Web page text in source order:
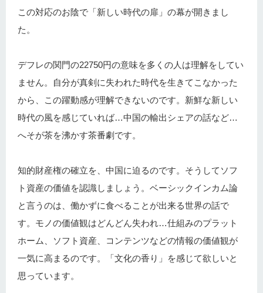
この対応のお陰で「新しい時代の扉」の幕が開きまし
た。
デフレの関門の22750円の意味を多くの人は理解をしてい
ません。自分が真剣に失われた時代を生きてこなかった
から、この躍動感が理解できないのです。新鮮な新しい
時代の風を感じていれば…中国の輸出シェアの話など…
へそが茶を沸かす茶番劇です。
知的財産権の確立を、中国に迫るのです。そうしてソフ
ト資産の価値を認識しましょう。ベーシックインカム論
と言うのは、働かずに食べることが出来る世界の話で
す。モノの価値観はどんどん失われ…仕組みのプラット
ホーム、ソフト資産、コンテンツなどの情報の価値観が
一気に高まるのです。「文化の香り」を感じて欲しいと
思っています。